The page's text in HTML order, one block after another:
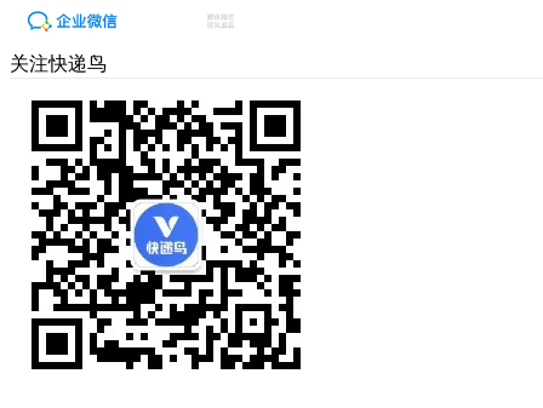
关注快递鸟